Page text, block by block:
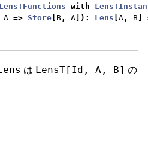
LensTFunctions with
A => Store B, A ]): Lens [A, B
は LensT[Id, A, B] の